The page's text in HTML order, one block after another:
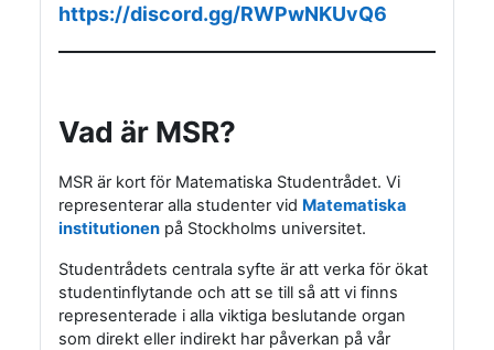
https://discord.gg/RWPwNKUvQ6
Vad är MSR?
MSR är kort för Matematiska Studentrådet. Vi
representerar alla studenter vid Matematiska
institutionen på Stockholms universitet.
Studentrådets centrala syfte är att verka för ökat
studentinflytande och att se till så att vi finns
representerade i alla viktiga beslutande organ
som direkt eller indirekt har påverkan på vår